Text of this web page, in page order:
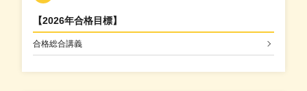
【2026年合格目標】
合格総合講義